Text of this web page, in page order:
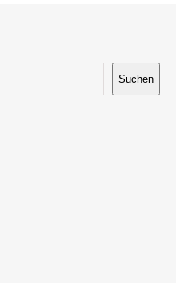
Suchen